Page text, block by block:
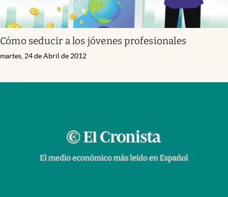
Cómo seducir a los jóvenes profesionales
martes, 24 de Abril de 2012